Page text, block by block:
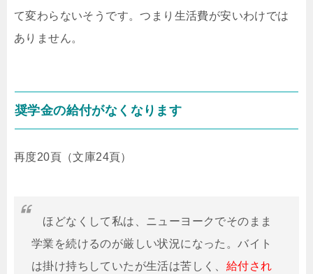
て変わらないそうです。つまり生活費が安いわけでは
ありません。
奨学金の給付がなくなります
再度20頁（文庫24頁）
ほどなくして私は、ニューヨークでそのまま
学業を続けるのが厳しい状況になった。バイト
は掛け持ちしていたが生活は苦しく、 給付され